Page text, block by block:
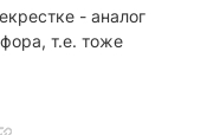
- аналог
т.е. тоже